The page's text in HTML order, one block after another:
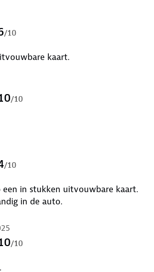
/10
kaart.
/10
/10
een in stukken uitvouwbare kaart.
in de auto.
/10